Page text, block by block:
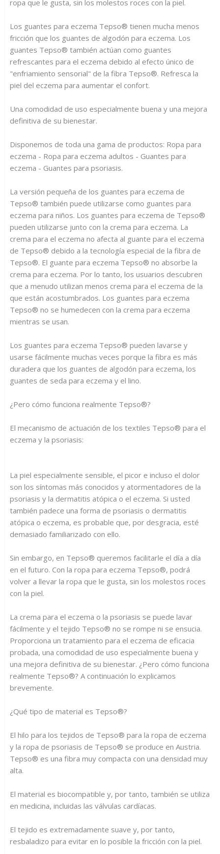
ropa que le gusta, sin los molestos roces con la piel.
Los guantes para eczema Tepso® tienen mucha menos
fricción que los guantes de algodón para eczema. Los
guantes Tepso® también actúan como guantes
refrescantes para el eczema debido al efecto único de
"enfriamiento sensorial" de la fibra Tepso®. Refresca la
piel del eczema para aumentar el confort.
Una comodidad de uso especialmente buena y una mejora
definitiva de su bienestar.
Disponemos de toda una gama de productos: Ropa para
eczema - Ropa para eczema adultos - Guantes para
eczema - Guantes para psoriasis.
La versión pequeña de los guantes para eczema de
Tepso® también puede utilizarse como guantes para
eczema para niños. Los guantes para eczema de Tepso®
pueden utilizarse junto con la crema para eczema. La
crema para el eczema no afecta al guante para el eczema
de Tepso® debido a la tecnología especial de la fibra de
Tepso®. El guante para eczema Tepso® no absorbe la
crema para eczema. Por lo tanto, los usuarios descubren
que a menudo utilizan menos crema para el eczema de la
que están acostumbrados. Los guantes para eczema
Tepso® no se humedecen con la crema para eczema
mientras se usan.
Los guantes para eczema Tepso® pueden lavarse y
usarse fácilmente muchas veces porque la fibra es más
duradera que los guantes de algodón para eczema, los
guantes de seda para eczema y el lino.
¿Pero cómo funciona realmente Tepso®?
El mecanismo de actuación de los textiles Tepso® para el
eczema y la psoriasis:
La piel especialmente sensible, el picor e incluso el dolor
son los síntomas más conocidos y atormentadores de la
psoriasis y la dermatitis atópica o el eczema. Si usted
también padece una forma de psoriasis o dermatitis
atópica o eczema, es probable que, por desgracia, esté
demasiado familiarizado con ello.
Sin embargo, en Tepso® queremos facilitarle el día a día
en el futuro. Con la ropa para eczema Tepso®, podrá
volver a llevar la ropa que le gusta, sin los molestos roces
con la piel.
La crema para el eczema o la psoriasis se puede lavar
fácilmente y el tejido Tepso® no se rompe ni se ensucia.
Proporciona un tratamiento para el eczema de eficacia
probada, una comodidad de uso especialmente buena y
una mejora definitiva de su bienestar. ¿Pero cómo funciona
realmente Tepso®? A continuación lo explicamos
brevemente.
¿Qué tipo de material es Tepso®?
El hilo para los tejidos de Tepso® para la ropa de eczema
y la ropa de psoriasis de Tepso® se produce en Austria.
Tepso® es una fibra muy compacta con una densidad muy
alta.
El material es biocompatible y, por tanto, también se utiliza
en medicina, incluidas las válvulas cardíacas.
El tejido es extremadamente suave y, por tanto,
resbaladizo para evitar en lo posible la fricción con la piel.